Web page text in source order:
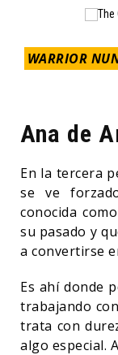
WARRIOR
Ana de
En la tercera
se ve
conocida
su pasado y
a convertirse
Es ahí donde
trabajando
trata con
algo especial.